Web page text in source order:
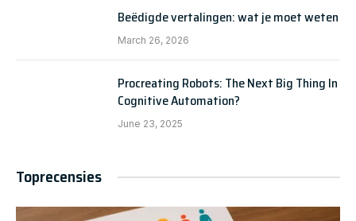
Beëdigde vertalingen: wat je moet weten
March 26, 2026
Procreating Robots: The Next Big Thing In
Cognitive Automation?
June 23, 2025
Toprecensies